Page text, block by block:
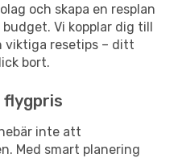
och skapa en resplan
Vi kopplar dig till
viktiga resetips – ditt
bort.
inte att
Med smart planering